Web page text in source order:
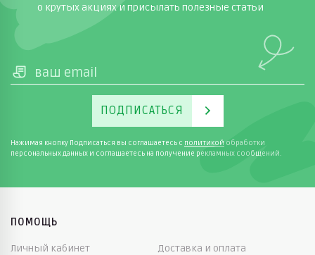
о крутых акциях и присылать полезные статьи
ПОДПИСАТЬСЯ
Нажимая кнопку Подписаться вы соглашаетесь с политикой обработки
персональных данных и соглашаетесь на получение рекламных сообщений.
ПОМОЩЬ
Личный кабинет Доставка и оплата